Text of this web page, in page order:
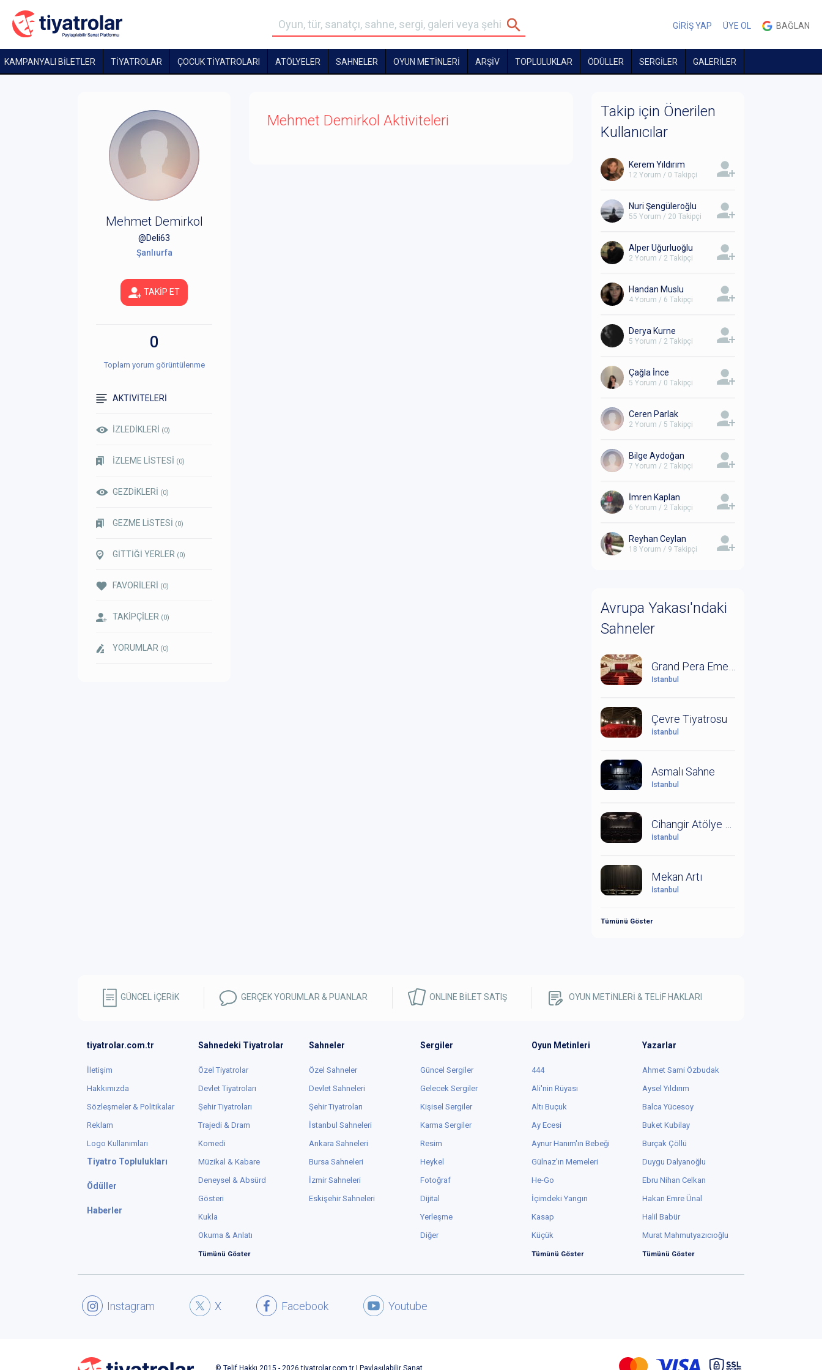
GİRİŞ YAP ÜYE OL BAĞLAN
KAMPANYALI BİLETLER TİYATROLAR ÇOCUK TIYATROLARI ATÖLYELER SAHNELER OYUN METİNLERİ ARŞİV TOPLULUKLAR ÖDÜLLER SERGİLER GALERİLER
Mehmet Demirkol
@Deli63
Şanlıurfa
TAKİP ET
0
Toplam yorum görüntülenme
AKTİVİTELERİ
İZLEDİKLERİ (0)
İZLEME LİSTESİ (0)
GEZDİKLERİ (0)
GEZME LİSTESİ (0)
GİTTİĞİ YERLER (0)
FAVORİLERİ (0)
TAKİPÇİLER (0)
YORUMLAR (0)
Mehmet Demirkol Aktiviteleri
Takip için Önerilen
Kullanıcılar
Kerem Yıldırım
12 Yorum / 0 Takipçi
Nuri Şengüleroğlu
55 Yorum / 20 Takipçi
Alper Uğurluoğlu
2 Yorum / 2 Takipçi
Handan Muslu
4 Yorum / 6 Takipçi
Derya Kurne
5 Yorum / 2 Takipçi
Çağla İnce
5 Yorum / 0 Takipçi
Ceren Parlak
2 Yorum / 5 Takipçi
Bilge Aydoğan
7 Yorum / 2 Takipçi
İmren Kaplan
6 Yorum / 2 Takipçi
Reyhan Ceylan
18 Yorum / 9 Takipçi
Avrupa Yakası'ndaki
Sahneler
İstanbul
Çevre Tiyatrosu
İstanbul
Asmalı Sahne
İstanbul
İstanbul
Mekan Artı
İstanbul
Tümünü Göster
GÜNCEL İÇERİK GERÇEK YORUMLAR & PUANLAR ONLINE BİLET SATIŞ OYUN METİNLERİ & TELİF HAKLARI
tiyatrolar.com.tr
İletişim
Hakkımızda
Sözleşmeler & Politikalar
Reklam
Logo Kullanımları
Tiyatro Toplulukları
Ödüller
Haberler
Sahnedeki Tiyatrolar
Özel Tiyatrolar
Devlet Tiyatroları
Şehir Tiyatroları
Trajedi & Dram
Komedi
Müzikal & Kabare
Deneysel & Absürd
Gösteri
Kukla
Okuma & Anlatı
Tümünü Göster
Sahneler
Özel Sahneler
Devlet Sahneleri
Şehir Tiyatroları
İstanbul Sahneleri
Ankara Sahneleri
Bursa Sahneleri
İzmir Sahneleri
Eskişehir Sahneleri
Sergiler
Güncel Sergiler
Gelecek Sergiler
Kişisel Sergiler
Karma Sergiler
Resim
Heykel
Fotoğraf
Dijital
Yerleşme
Diğer
Oyun Metinleri
444
Ali'nin Rüyası
Altı Buçuk
Ay Ecesi
Aynur Hanım'ın Bebeği
Gülnaz'ın Memeleri
He-Go
İçimdeki Yangın
Kasap
Küçük
Tümünü Göster
Yazarlar
Ahmet Sami Özbudak
Aysel Yıldırım
Balca Yücesoy
Buket Kubilay
Burçak Çöllü
Duygu Dalyanoğlu
Ebru Nihan Celkan
Hakan Emre Ünal
Halil Babür
Murat Mahmutyazıcıoğlu
Tümünü Göster
Youtube
Facebook
X
Instagram
© Telif Hakkı 2015 - 2026 tiyatrolar.com.tr | Paylaşılabilir Sanat